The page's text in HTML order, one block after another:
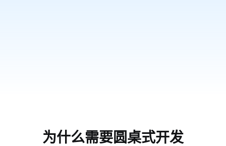
为什么需要圆桌式开发